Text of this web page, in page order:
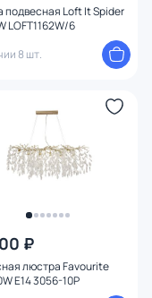
подвесная Loft It Spider
LOFT1162W/6
8 шт.
₽
люстра Favourite
E14 3056-10P